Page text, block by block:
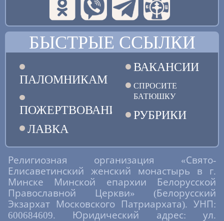
БЫСТРЫЕ ССЫЛКИ
ПАЛОМНИКАМ
ПОЖЕРТВОВАНИЯ
ЛАВКА
ВАКАНСИИ
СПРОСИТЕ
БАТЮШКУ
РУБРИКИ
Религиозная организация «Свято-
Елисаветинский женский монастырь в г.
Минске Минской епархии Белорусской
Православной Церкви» (Белорусский
Экзархат Московского Патриархата). УНП:
600684609. Юридический адрес: ул.